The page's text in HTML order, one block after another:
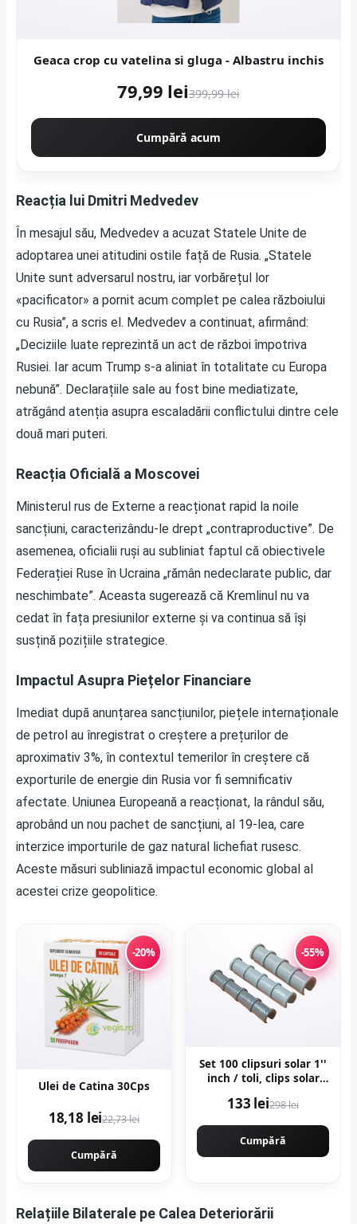
Geaca crop cu vatelina si gluga - Albastru inchis
79,99 lei399,99 lei
Cumpără acum
Reacția lui Dmitri Medvedev
În mesajul său, Medvedev a acuzat Statele Unite de
adoptarea unei atitudini ostile față de Rusia. „Statele
Unite sunt adversarul nostru, iar vorbărețul lor
«pacificator» a pornit acum complet pe calea războiului
cu Rusia”, a scris el. Medvedev a continuat, afirmând:
„Deciziile luate reprezintă un act de război împotriva
Rusiei. Iar acum Trump s-a aliniat în totalitate cu Europa
nebună”. Declarațiile sale au fost bine mediatizate,
atrăgând atenția asupra escaladării conflictului dintre cele
două mari puteri.
Reacția Oficială a Moscovei
Ministerul rus de Externe a reacționat rapid la noile
sancțiuni, caracterizându-le drept „contraproductive”. De
asemenea, oficialii ruși au subliniat faptul că obiectivele
Federației Ruse în Ucraina „rămân nedeclarate public, dar
neschimbate”. Aceasta sugerează că Kremlinul nu va
cedat în fața presiunilor externe și va continua să își
susțină pozițiile strategice.
Impactul Asupra Piețelor Financiare
Imediat după anunțarea sancțiunilor, piețele internaționale
de petrol au înregistrat o creștere a prețurilor de
aproximativ 3%, în contextul temerilor în creștere că
exporturile de energie din Rusia vor fi semnificativ
afectate. Uniunea Europeană a reacționat, la rândul său,
aprobând un nou pachet de sancțiuni, al 19-lea, care
interzice importurile de gaz natural lichefiat rusesc.
Aceste măsuri subliniază impactul economic global al
acestei crize geopolitice.
-20%
Ulei de Catina 30Cps
18,18 lei22,73 lei
Cumpără
-55%
Set 100 clipsuri solar 1''
inch / toli, clips solar
133 lei298 lei
Cumpără
Relațiile Bilaterale pe Calea Deteriorării